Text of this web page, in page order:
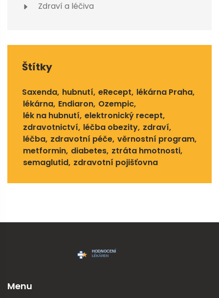
Zdraví a léčiva
Štítky
Saxenda hubnutí eRecept lékárna Praha
lékárna Endiaron Ozempic
lék na hubnutí elektronický recept
zdravotnictví léčba obezity zdraví
léčba zdravotní péče věrnostní program
metformin diabetes ztráta hmotnosti
semaglutid zdravotní pojišťovna
Menu